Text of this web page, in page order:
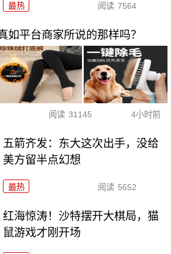
最热 阅读 7564
如平台商家所说的那样吗？
阅读 31145 4小时前
五箭齐发：东大这次出手，没给
美方留半点幻想
最热 阅读 5652
红海惊涛！沙特摆开大棋局，猫
鼠游戏才刚开场